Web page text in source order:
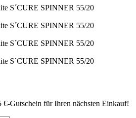
€-Gutschein für Ihren nächsten Einkauf!